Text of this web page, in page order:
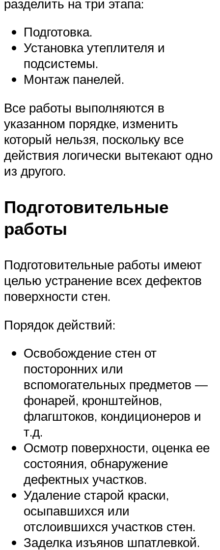
разделить на три этапа:
Подготовка.
Установка утеплителя и
подсистемы.
Монтаж панелей.
Все работы выполняются в
указанном порядке, изменить
который нельзя, поскольку все
действия логически вытекают одно
из другого.
Подготовительные
работы
Подготовительные работы имеют
целью устранение всех дефектов
поверхности стен.
Порядок действий:
Освобождение стен от
посторонних или
вспомогательных предметов —
фонарей, кронштейнов,
флагштоков, кондиционеров и
т.д.
Осмотр поверхности, оценка ее
состояния, обнаружение
дефектных участков.
Удаление старой краски,
осыпавшихся или
отслоившихся участков стен.
Заделка изъянов шпатлевкой.